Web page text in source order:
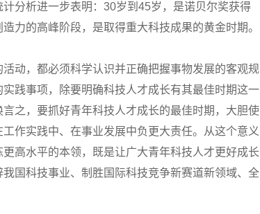
分析进一步表明：30岁到45岁，是诺贝尔奖获得
力的高峰阶段，是取得重大科技成果的黄金时期。
，都必须科学认识并正确把握事物发展的客观规
践事项，除要明确科技人才成长有其最佳时期这一
之，要抓好青年科技人才成长的最佳时期，大胆使
作实践中、在事业发展中负更大责任。从这个意义
高水平的本领，既是让广大青年科技人才更好成长
国科技事业、制胜国际科技竞争新赛道新领域、全